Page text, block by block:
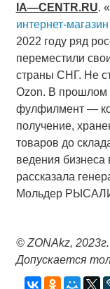
IA—CENTR.RU. «
интернет-
2022 году ряд
переместили
страны СНГ. Не
Ozon. В прошлом
фулфилмент —
получение,
товаров до
ведения
рассказала
Мольдер
© ZONAkz,
Допускается